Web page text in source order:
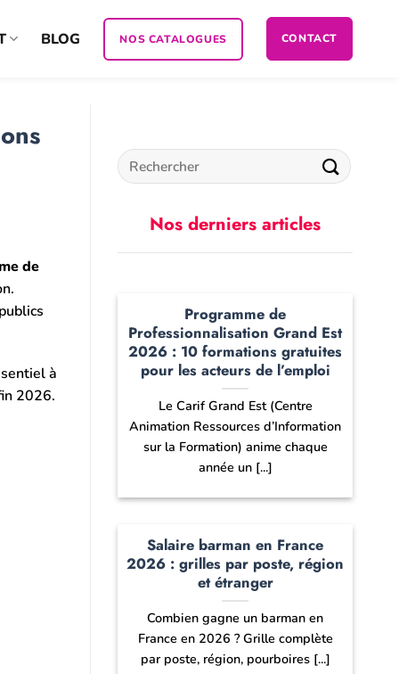
BLOG NOS CATALOGUES CONTACT
de
à
2026.
Nos derniers articles
Programme de
Professionnalisation Grand Est
2026 : 10 formations gratuites
pour les acteurs de l’emploi
Le Carif Grand Est (Centre
Animation Ressources d’Information
sur la Formation) anime chaque
année un [...]
Salaire barman en France
2026 : grilles par poste, région
et étranger
Combien gagne un barman en
France en 2026 ? Grille complète
par poste, région, pourboires [...]